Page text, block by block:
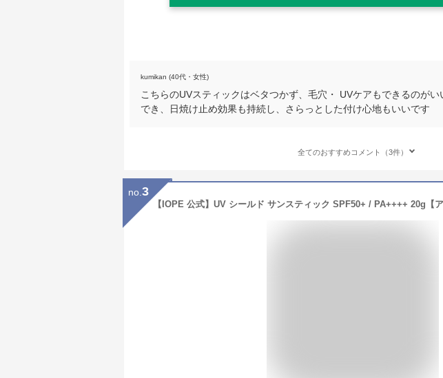
kumikan (40代・女性)
こちらのUVスティックはベタつかず、毛穴・ UVケアもできるのが
でき、日焼け止め効果も持続し、さらっとした付け心地もいいです
全てのおすすめコメント（3件）
no. 3